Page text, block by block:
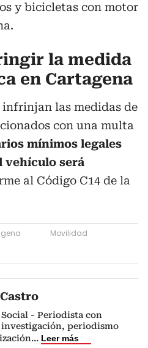
y bicicletas con motor
la medida
en Cartagena
infrinjan las medidas de
con una multa
mínimos legales
vehículo será
al Código C14 de la
Movilidad
- Periodista con
periodismo
... Leer más